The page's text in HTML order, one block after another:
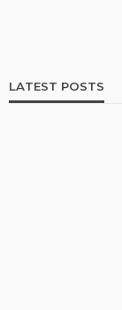
LATEST POSTS